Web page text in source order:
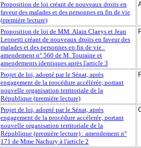
Proposition de loi créant de nouveaux droits en
faveur des malades et des personnes en fin de vie
(première lecture)
Proposition de loi de MM. Alain Claeys et Jean
Leonetti créant de nouveaux droits en faveur des
malades et des personnes en fin de vie :
amendement n° 560 de M. Touraine et
amendements identiques après l'article 3
Projet de loi, adopté par le Sénat, après
engagement de la procédure accélérée, portant
nouvelle organisation territoriale de la
République (première lecture)
Projet de loi, adopté par le Sénat, après
engagement de la procédure accélerée, portant
nouvelle organisation territoriale de la
République (première lecture) : amendement n°
171 de Mme Nachury à l'article 2